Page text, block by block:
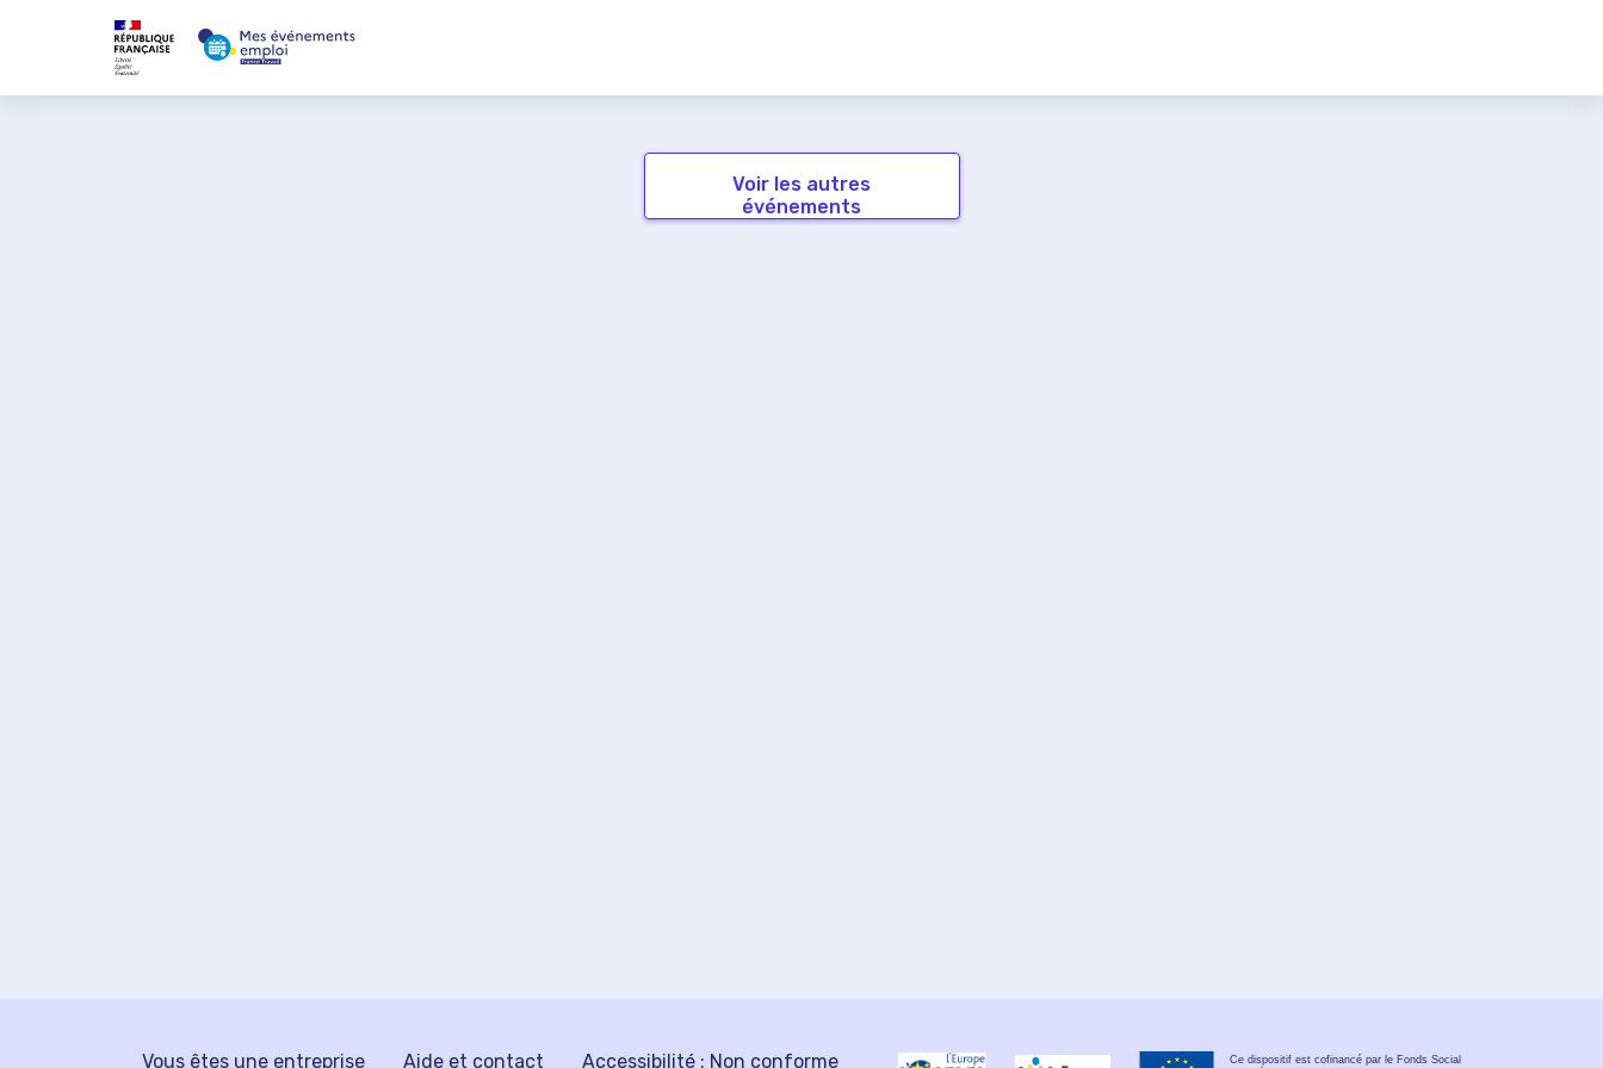
Voir les autres
événements
Vous êtes une entreprise Aide et contact Accessibilité : Non conforme
Ce dispositif est cofinancé par le Fonds Social